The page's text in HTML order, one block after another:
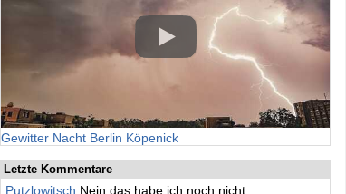
Gewitter Nacht Berlin Köpenick
Letzte Kommentare
Putzlowitsch Nein das habe ich noch nicht ...